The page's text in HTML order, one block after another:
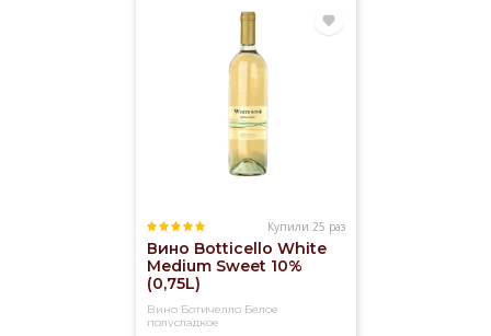
Купили 25 раз
Вино Botticello White
Medium Sweet 10%
(0,75L)
Вино Ботичелло Белое
полусладкое